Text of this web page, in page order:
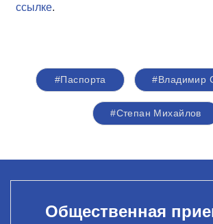
ссылке.
#Паспорта #Владимир
#Степан Михайлов
Общественная